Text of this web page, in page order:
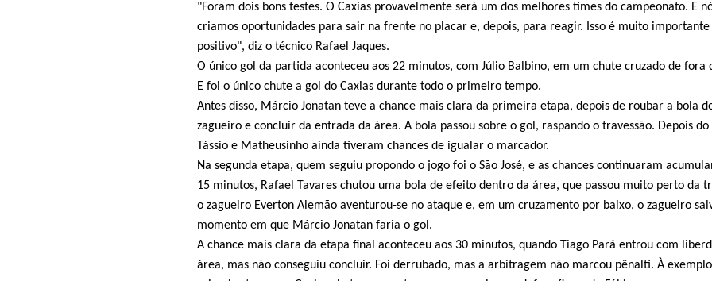
"Foram dois bons testes. O Caxias provavelmente será um dos melhores times do campeonato. E
criamos oportunidades para sair na frente no placar e, depois, para reagir. Isso é muito importante
positivo", diz o técnico Rafael Jaques.
O único gol da partida aconteceu aos 22 minutos, com Júlio Balbino, em um chute cruzado de fora
E foi o único chute a gol do Caxias durante todo o primeiro tempo.
Antes disso, Márcio Jonatan teve a chance mais clara da primeira etapa, depois de roubar a bola
zagueiro e concluir da entrada da área. A bola passou sobre o gol, raspando o travessão. Depois do
Tássio e Matheusinho ainda tiveram chances de igualar o marcador.
Na segunda etapa, quem seguiu propondo o jogo foi o São José, e as chances continuaram
15 minutos, Rafael Tavares chutou uma bola de efeito dentro da área, que passou muito perto da
o zagueiro Everton Alemão aventurou-se no ataque e, em um cruzamento por baixo, o zagueiro
momento em que Márcio Jonatan faria o gol.
A chance mais clara da etapa final aconteceu aos 30 minutos, quando Tiago Pará entrou com
área, mas não conseguiu concluir. Foi derrubado, mas a arbitragem não marcou pênalti. À